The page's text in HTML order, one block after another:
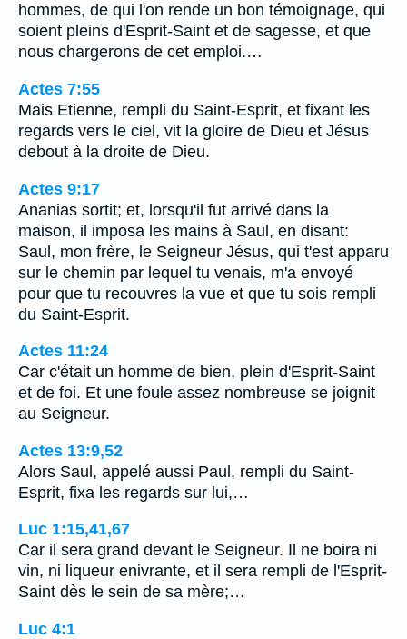
hommes, de qui l'on rende un bon témoignage, qui
soient pleins d'Esprit-Saint et de sagesse, et que
nous chargerons de cet emploi.…
Actes 7:55
Mais Etienne, rempli du Saint-Esprit, et fixant les
regards vers le ciel, vit la gloire de Dieu et Jésus
debout à la droite de Dieu.
Actes 9:17
Ananias sortit; et, lorsqu'il fut arrivé dans la
maison, il imposa les mains à Saul, en disant:
Saul, mon frère, le Seigneur Jésus, qui t'est apparu
sur le chemin par lequel tu venais, m'a envoyé
pour que tu recouvres la vue et que tu sois rempli
du Saint-Esprit.
Actes 11:24
Car c'était un homme de bien, plein d'Esprit-Saint
et de foi. Et une foule assez nombreuse se joignit
au Seigneur.
Actes 13:9,52
Alors Saul, appelé aussi Paul, rempli du Saint-
Esprit, fixa les regards sur lui,…
Luc 1:15,41,67
Car il sera grand devant le Seigneur. Il ne boira ni
vin, ni liqueur enivrante, et il sera rempli de l'Esprit-
Saint dès le sein de sa mère;…
Luc 4:1